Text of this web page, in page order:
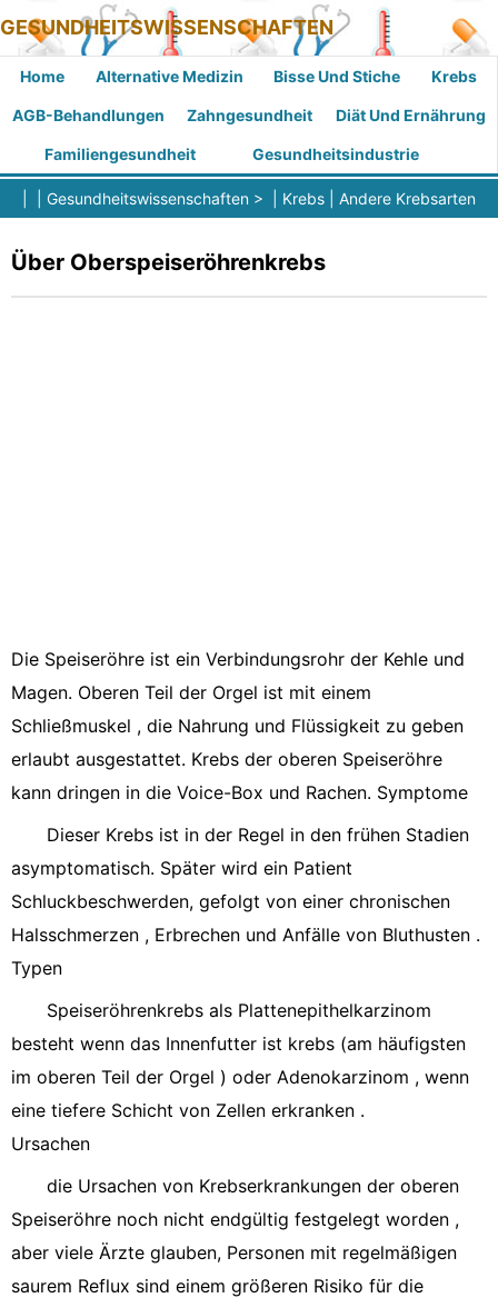
GESUNDHEITSWISSENSCHAFTEN
Home Alternative Medizin Bisse Und Stiche Krebs
AGB-Behandlungen Zahngesundheit Diät Und Ernährung
Familiengesundheit Gesundheitsindustrie
Gesundheitswissenschaften > | Krebs Andere Krebsarten
Über Oberspeiseröhrenkrebs
Die Speiseröhre ist ein Verbindungsrohr der Kehle und
Magen. Oberen Teil der Orgel ist mit einem
Schließmuskel , die Nahrung und Flüssigkeit zu geben
erlaubt ausgestattet. Krebs der oberen Speiseröhre
kann dringen in die Voice-Box und Rachen. Symptome
Dieser Krebs ist in der Regel in den frühen Stadien
asymptomatisch. Später wird ein Patient
Schluckbeschwerden, gefolgt von einer chronischen
Halsschmerzen , Erbrechen und Anfälle von Bluthusten .
Typen
Speiseröhrenkrebs als Plattenepithelkarzinom
besteht wenn das Innenfutter ist krebs (am häufigsten
im oberen Teil der Orgel ) oder Adenokarzinom , wenn
eine tiefere Schicht von Zellen erkranken .
Ursachen
die Ursachen von Krebserkrankungen der oberen
Speiseröhre noch nicht endgültig festgelegt worden ,
aber viele Ärzte glauben, Personen mit regelmäßigen
saurem Reflux sind einem größeren Risiko für die